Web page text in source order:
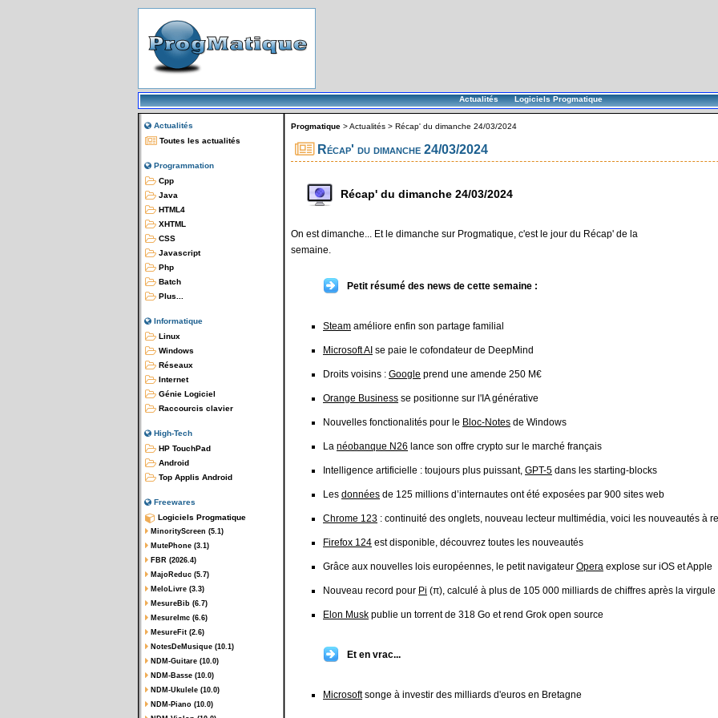
Actualités Logiciels Progmatique
Actualités
Toutes les actualités
Programmation
Cpp
Java
HTML4
XHTML
CSS
Javascript
Php
Batch
Plus...
Informatique
Linux
Windows
Réseaux
Internet
Génie Logiciel
Raccourcis clavier
High-Tech
HP TouchPad
Android
Top Applis Android
Freewares
Logiciels Progmatique
MinorityScreen (5.1)
MutePhone (3.1)
FBR (2026.4)
MajoReduc (5.7)
MeloLivre (3.3)
MesureBib (6.7)
MesureImc (6.6)
MesureFit (2.6)
NotesDeMusique (10.1)
NDM-Guitare (10.0)
NDM-Basse (10.0)
NDM-Ukulele (10.0)
NDM-Piano (10.0)
Progmatique >Actualités > Récap' du dimanche 24/03/2024
Récap' du dimanche 24/03/2024
Récap' du dimanche 24/03/2024
On est dimanche... Et le dimanche sur Progmatique, c'est le jour du Récap' de la
semaine.
Petit résumé des news de cette semaine :
Steam améliore enfin son partage familial
Microsoft AI se paie le cofondateur de DeepMind
Droits voisins : Google prend une amende 250 M€
Orange Business se positionne sur l'IA générative
Nouvelles fonctionalités pour le Bloc-Notes de Windows
La néobanque N26 lance son offre crypto sur le marché français
Intelligence artificielle : toujours plus puissant, GPT-5 dans les starting-blocks
Les données de 125 millions d’internautes ont été exposées par 900 sites web
Chrome 123 : continuité des onglets, nouveau lecteur multimédia, voici les nouveautés à
Firefox 124 est disponible, découvrez toutes les nouveautés
Grâce aux nouvelles lois européennes, le petit navigateur Opera explose sur iOS et Apple
Nouveau record pour Pi (π), calculé à plus de 105 000 milliards de chiffres après la virgule
Elon Musk publie un torrent de 318 Go et rend Grok open source
Et en vrac...
Microsoftsonge à investir des milliards d'euros en Bretagne